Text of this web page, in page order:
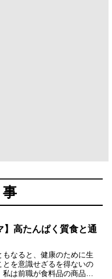
】高たんぱく質食と通
もなると、健康のために生
とを意識せざるを得ないの
私は前職が食料品の商品開